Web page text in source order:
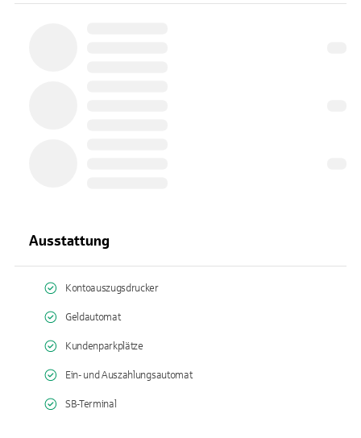
Ausstattung
Kontoauszugsdrucker
Geldautomat
Kundenparkplätze
Ein- und Auszahlungsautomat
SB-Terminal